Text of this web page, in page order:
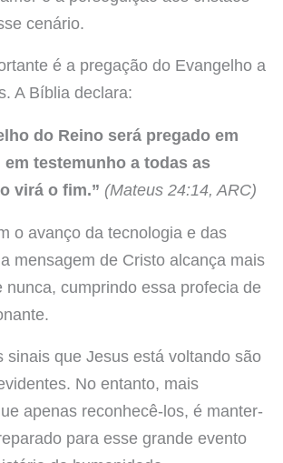
cenário.
é a pregação do Evangelho a
A Bíblia declara:
do Reino será pregado em
testemunho a todas as
virá o fim.” (Mateus 24:14, ARC)
o avanço da tecnologia e das
mensagem de Cristo alcança mais
nunca, cumprindo essa profecia de
sinais que Jesus está voltando são
No entanto, mais
apenas reconhecê-los, é manter-
para esse grande evento